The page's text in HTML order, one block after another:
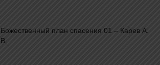
Божественный план спасения 01 – Карев А.
В.